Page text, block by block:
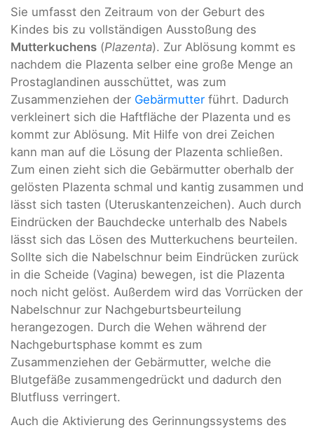
Sie umfasst den Zeitraum von der Geburt des
Kindes bis zu vollständigen Ausstoßung des
Mutterkuchens (Plazenta). Zur Ablösung kommt es
nachdem die Plazenta selber eine große Menge an
Prostaglandinen ausschüttet, was zum
Zusammenziehen der Gebärmutter führt. Dadurch
verkleinert sich die Haftfläche der Plazenta und es
kommt zur Ablösung. Mit Hilfe von drei Zeichen
kann man auf die Lösung der Plazenta schließen.
Zum einen zieht sich die Gebärmutter oberhalb der
gelösten Plazenta schmal und kantig zusammen und
lässt sich tasten (Uteruskantenzeichen). Auch durch
Eindrücken der Bauchdecke unterhalb des Nabels
lässt sich das Lösen des Mutterkuchens beurteilen.
Sollte sich die Nabelschnur beim Eindrücken zurück
in die Scheide (Vagina) bewegen, ist die Plazenta
noch nicht gelöst. Außerdem wird das Vorrücken der
Nabelschnur zur Nachgeburtsbeurteilung
herangezogen. Durch die Wehen während der
Nachgeburtsphase kommt es zum
Zusammenziehen der Gebärmutter, welche die
Blutgefäße zusammengedrückt und dadurch den
Blutfluss verringert.
Auch die Aktivierung des Gerinnungssystems des